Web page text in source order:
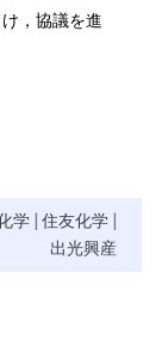
，協議を進
学| 住友化学|
出光興産